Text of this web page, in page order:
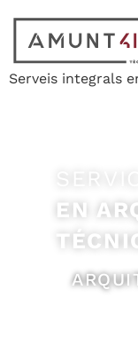
Serveis integrals
EN